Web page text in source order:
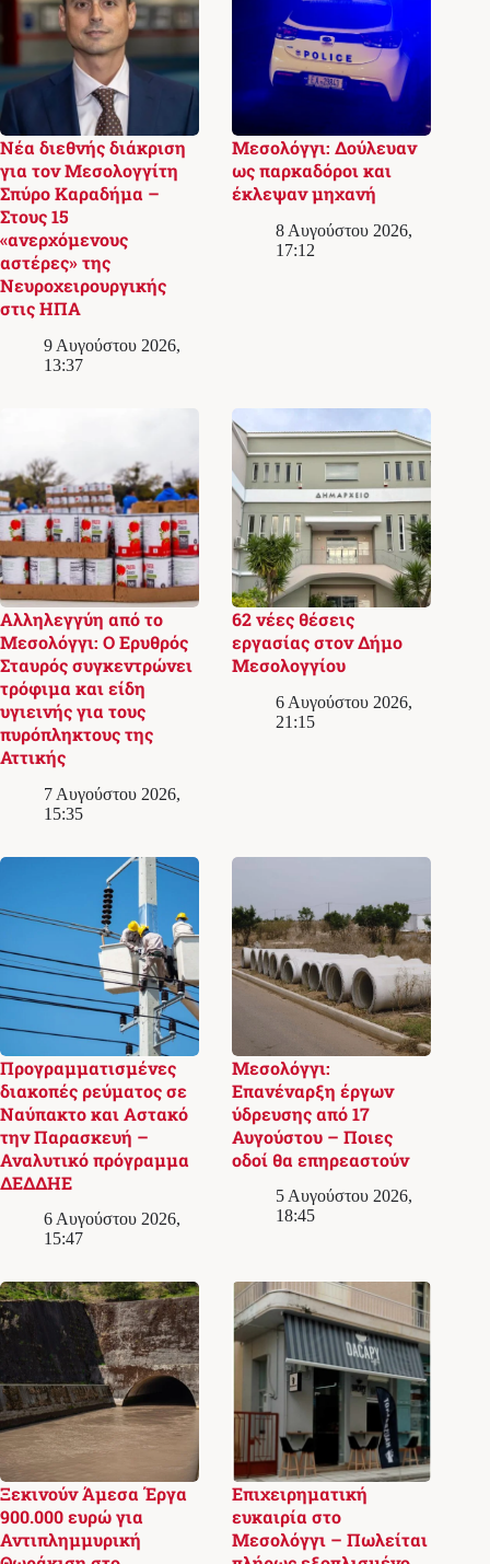
Νέα διεθνής διάκριση
για τον Μεσολογγίτη
Σπύρο Καραδήμα –
Στους 15
«ανερχόμενους
αστέρες» της
Νευροχειρουργικής
στις ΗΠΑ
9 Αυγούστου 2026,
13:37
Μεσολόγγι: Δούλευαν
ως παρκαδόροι και
έκλεψαν μηχανή
8 Αυγούστου 2026,
17:12
Αλληλεγγύη από το
Μεσολόγγι: Ο Ερυθρός
Σταυρός συγκεντρώνει
τρόφιμα και είδη
υγιεινής για τους
πυρόπληκτους της
Αττικής
7 Αυγούστου 2026,
15:35
62 νέες θέσεις
εργασίας στον Δήμο
Μεσολογγίου
6 Αυγούστου 2026,
21:15
Προγραμματισμένες
διακοπές ρεύματος σε
Ναύπακτο και Αστακό
την Παρασκευή –
Αναλυτικό πρόγραμμα
ΔΕΔΔΗΕ
6 Αυγούστου 2026,
15:47
Μεσολόγγι:
Επανέναρξη έργων
ύδρευσης από 17
Αυγούστου – Ποιες
οδοί θα επηρεαστούν
5 Αυγούστου 2026,
18:45
Ξεκινούν Άμεσα Έργα
900.000 ευρώ για
Αντιπλημμυρική
Επιχειρηματική
ευκαιρία στο
Μεσολόγγι – Πωλείται